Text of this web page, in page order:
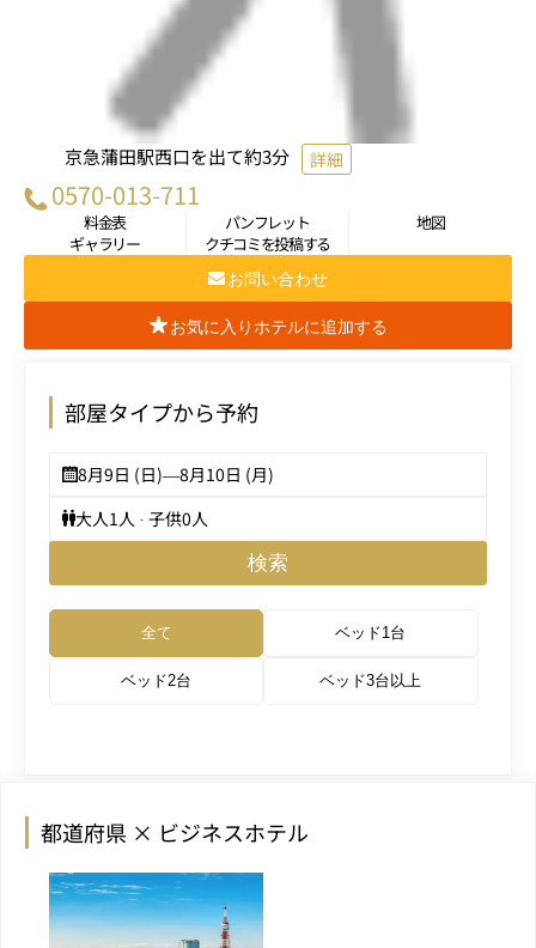
京急蒲田駅西口を出て約3分 詳細
0570-013-711
料金表 パンフレット
地図
ギャラリー
クチコミを投稿する
お問い合わせ
お気に入りホテルに追加する
部屋タイプから予約
8月9日 (日)—8月10日 (月)
大人1人 · 子供0人
検索
全て ベッド1台
ベッド2台 ベッド3台以上
都道府県 × ビジネスホテル